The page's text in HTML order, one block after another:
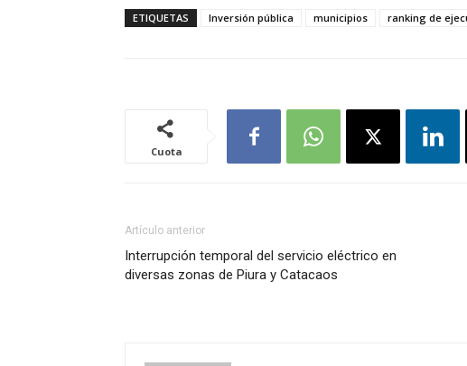
ETIQUETAS Inversión pública municipios ranking de
Cuota
Artículo anterior
Interrupción temporal del servicio eléctrico en
diversas zonas de Piura y Catacaos